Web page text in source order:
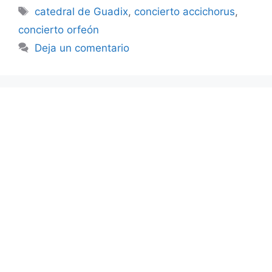
Etiquetas
catedral de Guadix, concierto accichorus,
concierto orfeón
Deja un comentario